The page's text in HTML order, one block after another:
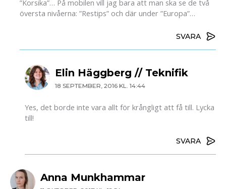
”Korsika”… På mobilen vill jag bara att man ska se de två
översta nivåerna: ”Restips” och där under ”Europa”…
SVARA
Elin Häggberg // Teknifik
18 SEPTEMBER, 2016 KL. 14:44
Yes, det borde inte vara allt för krångligt att få till. Lycka
till!
SVARA
Anna Munkhammar